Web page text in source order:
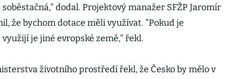
dodal. Projektový manažer SFŽP Jaromír
že bychom dotace měli využívat. "Pokud je
je jiné evropské země," řekl.
životního prostředí řekl, že Česko by mělo v